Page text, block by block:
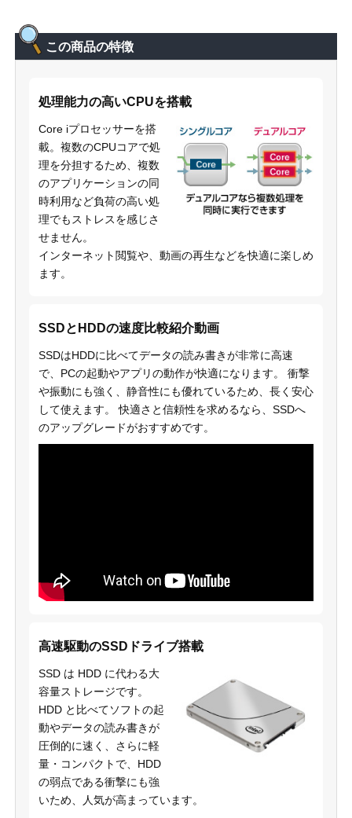
この商品の特徴
処理能力の高いCPUを搭載
Core iプロセッサーを搭
載。複数のCPUコアで処
理を分担するため、複数
のアプリケーションの同
時利用など負荷の高い処
理でもストレスを感じさ
せません。
インターネット閲覧や、動画の再生などを快適に楽しめ
ます。
SSDとHDDの速度比較紹介動画
SSDはHDDに比べてデータの読み書きが非常に高速
で、PCの起動やアプリの動作が快適になります。 衝撃
や振動にも強く、静音性にも優れているため、長く安心
して使えます。 快適さと信頼性を求めるなら、SSDへ
のアップグレードがおすすめです。
高速駆動のSSDドライブ搭載
SSD は HDD に代わる大
容量ストレージです。
HDD と比べてソフトの起
動やデータの読み書きが
圧倒的に速く、さらに軽
量・コンパクトで、HDD
の弱点である衝撃にも強
いため、人気が高まっています。